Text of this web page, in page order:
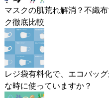
マスクの肌荒れ解消？不織
ク徹底比較
レジ袋有料化で、エコバッ
な時に使っていますか？